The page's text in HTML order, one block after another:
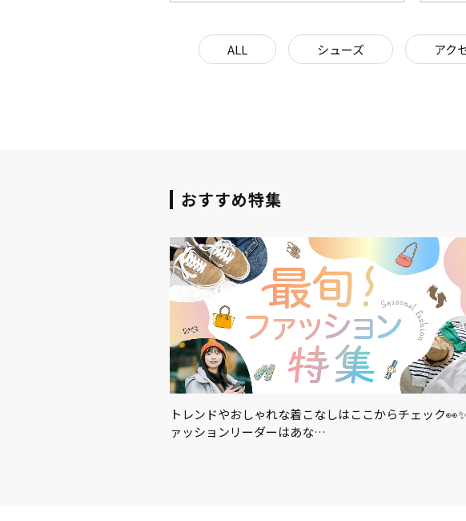
ALL シューズ アク
おすすめ特集
トレンドやおしゃれな着こなしはここからチェック
ァッションリーダーはあな…